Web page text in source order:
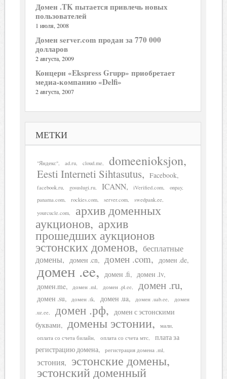
Домен .TK пытается привлечь новых
пользователей
1 июля, 2008
Домен server.com продан за 770 000
долларов
2 августа, 2009
Концерн «Ekspress Grupp» приобретает
медиа-компанию «Delfi»
2 августа, 2007
МЕТКИ
"Яндекс" ad.ru cloud.me domeenioksjon
Eesti Interneti Sihtasutus Facebook
facebook.ru gosuslugi.ru ICANN iVerified.com
onpay
panama.com
rockies.com server.com
swedpank.ee
yourcucle.com
архив доменных
аукционов архив
прошедших аукционов
эстонских доменов
бесплатные
домены
домен .cn домен .com домен .de
домен .ee домен .fi
домен .lv
домен.me
домен .ml домен .pl.ee домен .ru
домен .su домен .tk домен .ua домен .uab.ee
домен
.uz.ee
домен .рф
домен с эстонскими
буквами
домены эстонии
мали
оплата со счета билайн
оплата со счета мтс
плата за
регистрацию домена
регистрация домена .ml
эстония эстонские домены
эстонский доменный